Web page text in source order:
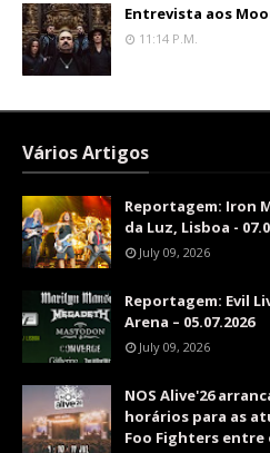
Entrevista aos
11:14 P.m.
Vários Artigos
Reportagem: Iron
da Luz, Lisboa -
July 09, 2026
Reportagem: Evil
Arena – 05.07.2026
July 09, 2026
NOS Alive'26
horários para as
Foo Fighters